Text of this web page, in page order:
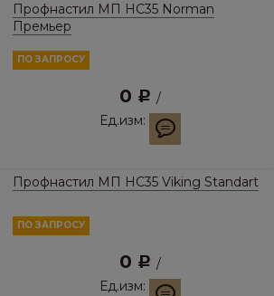
Профнастил МП HC35 Norman
Премьер
ПО ЗАПРОСУ
0 Р /
Ед.изм:
Профнастил МП HC35 Viking Standart
ПО ЗАПРОСУ
0 Р /
Ед.изм: